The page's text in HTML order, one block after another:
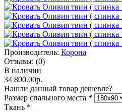
Производитель: Корона
Отзывы: (0)
В наличии
34 800.00р.
Нашли данный товар дешевле?
Размер спального места *
Ткань *